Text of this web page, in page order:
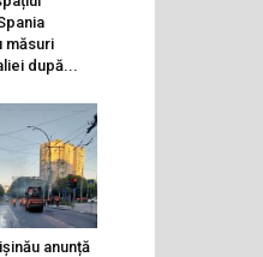
măsuri
după...
anunță